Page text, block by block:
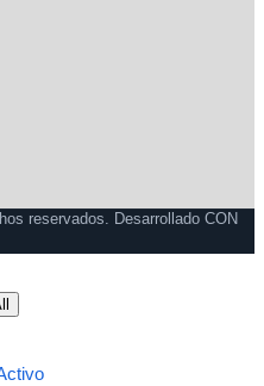
reservados. Desarrollado CON